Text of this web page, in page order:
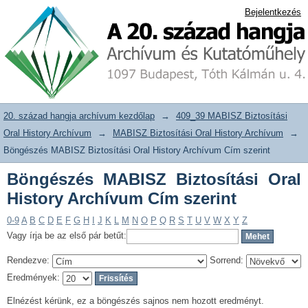
Böngészés MABISZ Biztosítási Oral
History Archívum Cím szerint
20. század hangja archívum adattár Bejelentkezés
20. század hangja archívum kezdőlap →
409_39 MABISZ Biztosítási
Oral History Archívum
→ MABISZ Biztosítási Oral History Archívum
→
Böngészés MABISZ Biztosítási Oral History Archívum Cím szerint
Böngészés MABISZ Biztosítási Oral
History Archívum Cím szerint
0-9 A B C D E F G H J K L M N O P Q R S T U V W X Y Z
Vagy írja be az első pár betűt:
Rendezve:
Sorrend:
Eredmények:
Elnézést kérünk, ez a böngészés sajnos nem hozott eredményt.